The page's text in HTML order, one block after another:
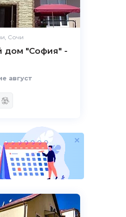
Сочи
дом "София" -
август
5.0